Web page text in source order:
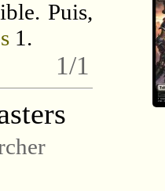
Puis,
1 .
1/1